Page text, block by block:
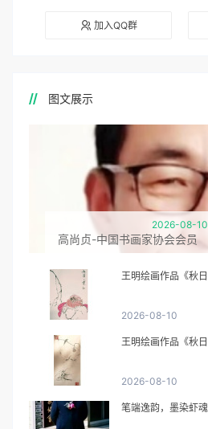
加入QQ群
图文展示
2026-08-10
高尚贞-中国书画家协会会员
王明绘画作品《秋日
2026-08-10
王明绘画作品《秋日
2026-08-10
笔端逸韵，墨染虾